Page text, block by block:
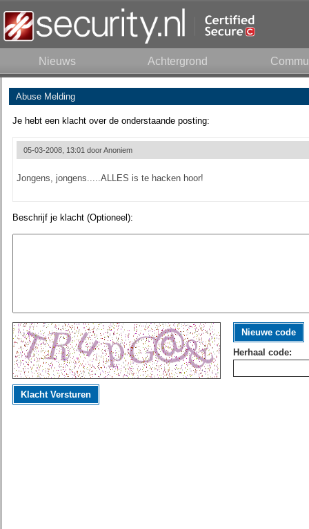
Nieuws Achtergrond
Abuse Melding
Je hebt een klacht over de onderstaande posting:
05-03-2008, 13:01 doorAnoniem
Jongens, jongens.....ALLES is te hacken hoor!
Beschrijf je klacht (Optioneel):
Nieuwe code
Herhaal code:
Klacht Versturen